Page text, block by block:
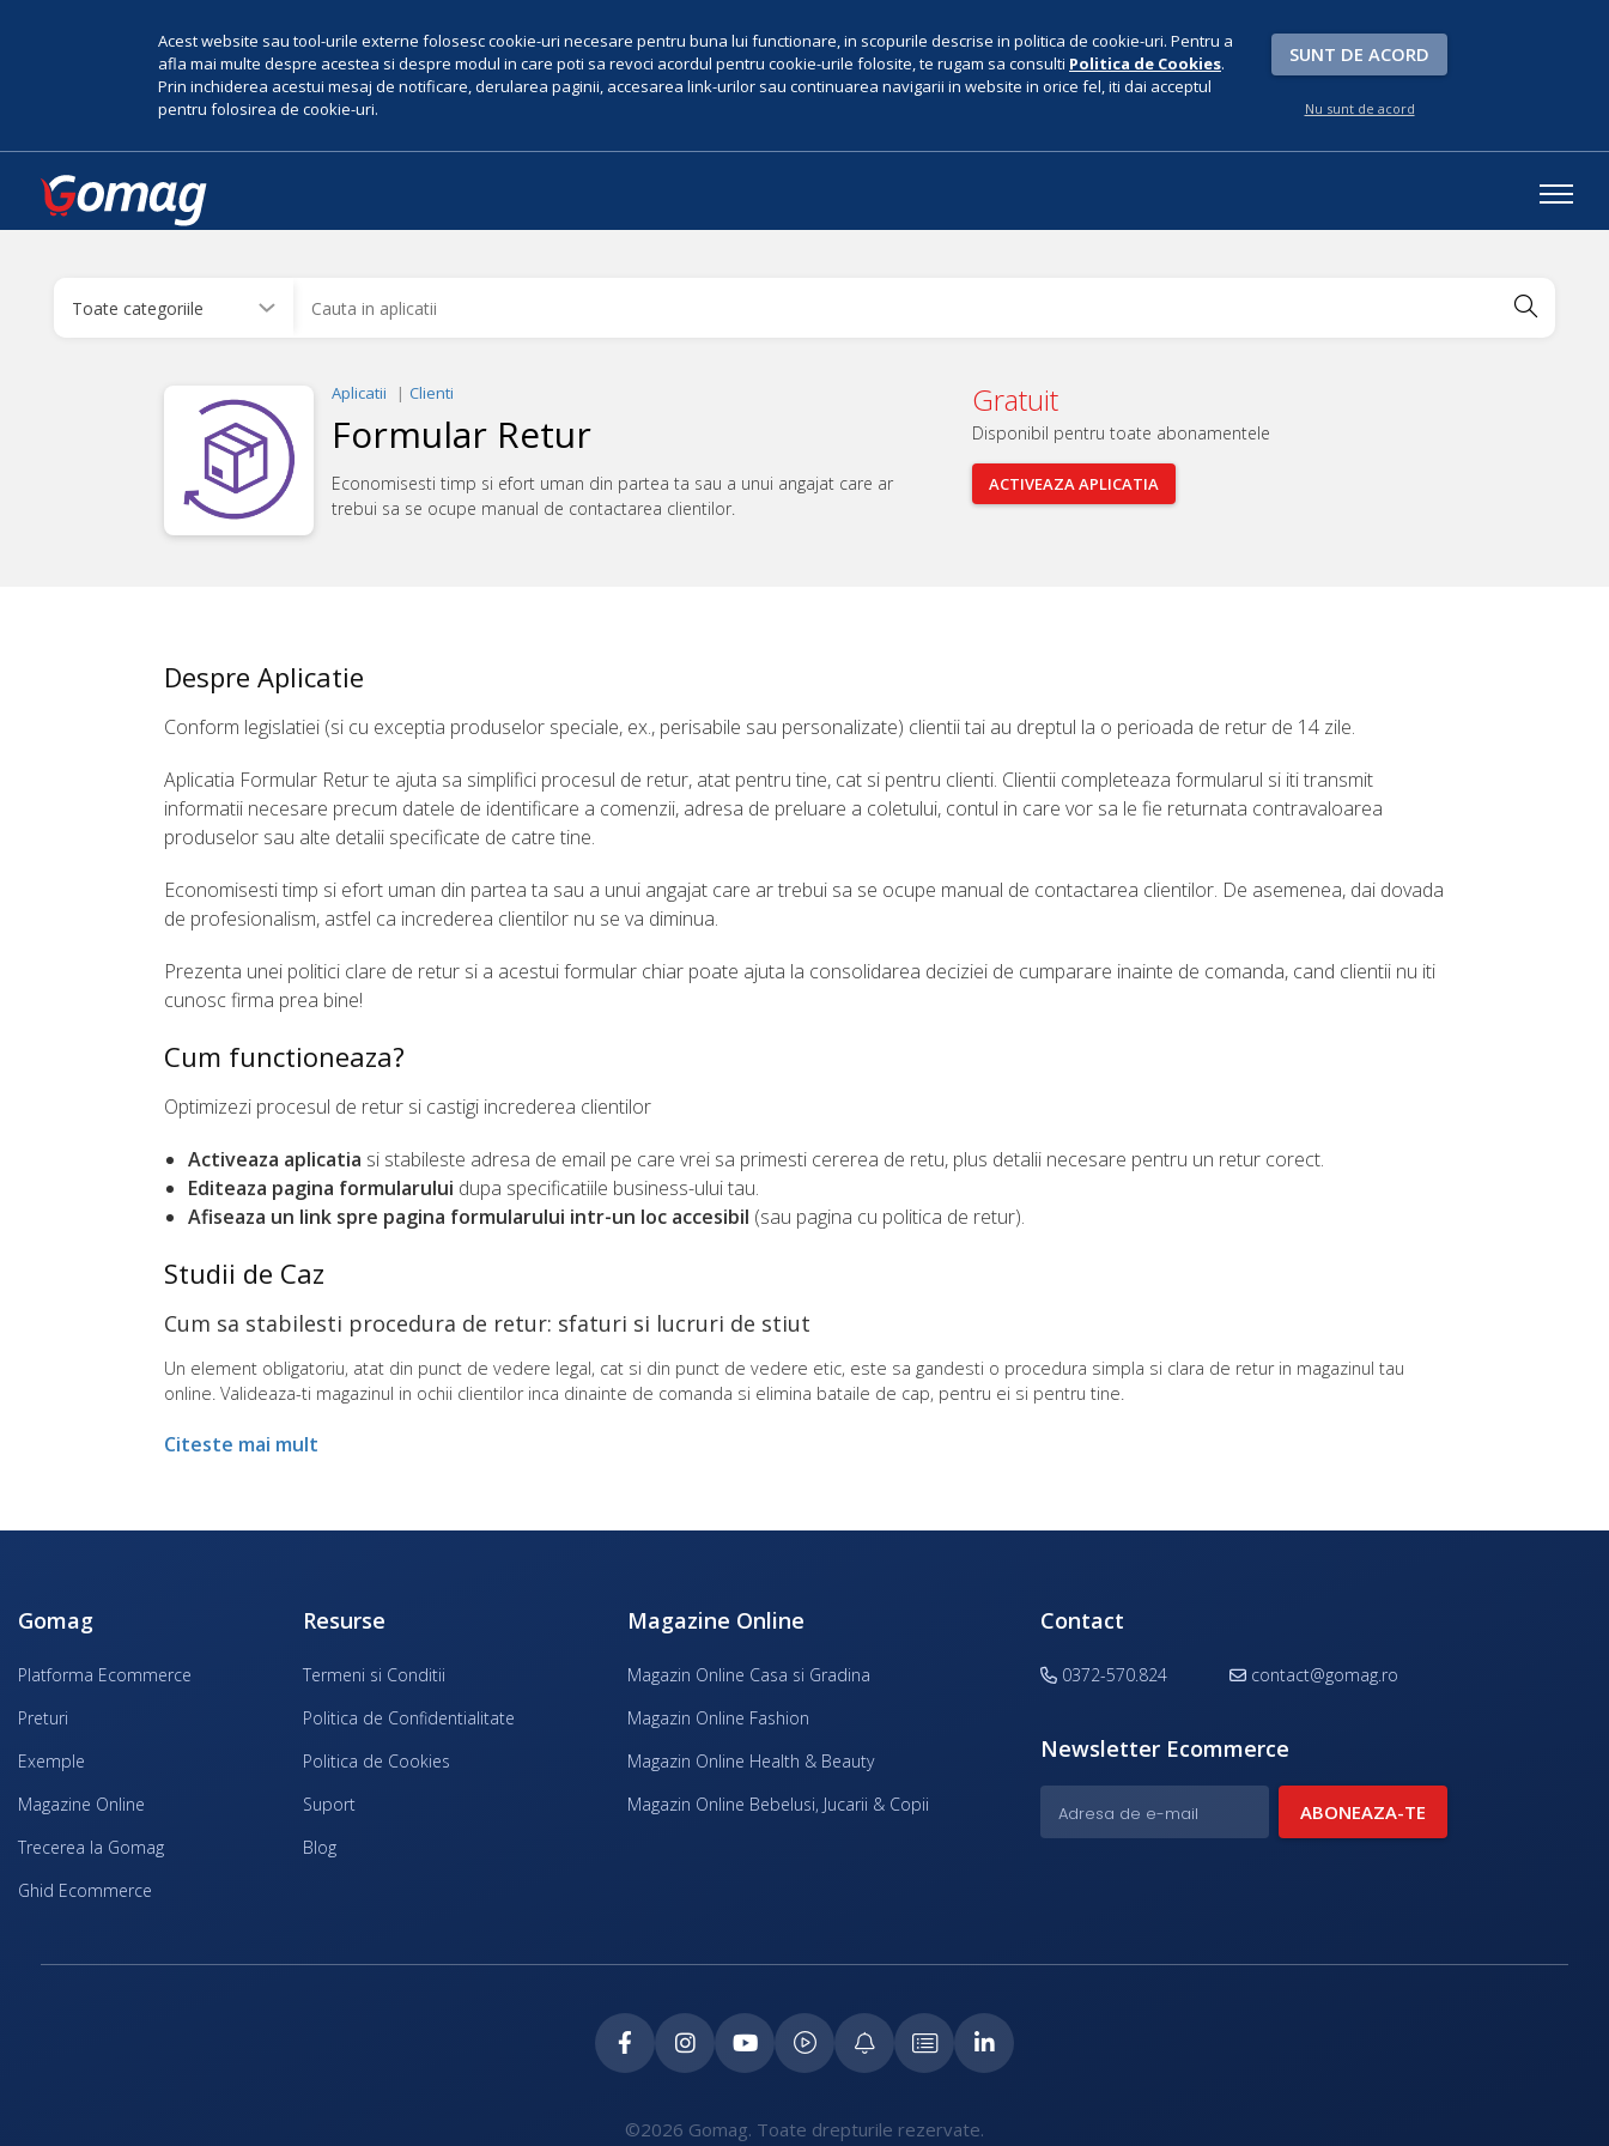
Acest website sau tool-urile externe folosesc cookie-uri necesare pentru buna lui functionare, in scopurile descrise in politica de cookie-uri. Pentru a
afla mai multe despre acestea si despre modul in care poti sa revoci acordul pentru cookie-urile folosite, te rugam sa consulti Politica de Cookies.
Prin inchiderea acestui mesaj de notificare, derularea paginii, accesarea link-urilor sau continuarea navigarii in website in orice fel, iti dai acceptul
pentru folosirea de cookie-uri.
SUNT DE ACORD
Nu sunt de acord
Aplicatii Clienti
Formular Retur
Economisesti timp si efort uman din partea ta sau a unui angajat care ar
trebui sa se ocupe manual de contactarea clientilor.
Gratuit
Disponibil pentru toate abonamentele
ACTIVEAZAAPLICATIA
Despre Aplicatie
Conform legislatiei (si cu exceptia produselor speciale, ex., perisabile sau personalizate) clientii tai au dreptul la o perioada de retur de 14 zile.
Aplicatia Formular Retur te ajuta sa simplifici procesul de retur, atat pentru tine, cat si pentru clienti. Clientii completeaza formularul si iti transmit
informatii necesare precum datele de identificare a comenzii, adresa de preluare a coletului, contul in care vor sa le fie returnata contravaloarea
produselor sau alte detalii specificate de catre tine.
Economisesti timp si efort uman din partea ta sau a unui angajat care ar trebui sa se ocupe manual de contactarea clientilor. De asemenea, dai dovada
de profesionalism, astfel ca increderea clientilor nu se va diminua.
Prezenta unei politici clare de retur si a acestui formular chiar poate ajuta la consolidarea deciziei de cumparare inainte de comanda, cand clientii nu iti
cunosc firma prea bine!
Cum functioneaza?
Optimizezi procesul de retur si castigi increderea clientilor
Activeaza aplicatia si stabileste adresa de email pe care vrei sa primesti cererea de retu, plus detalii necesare pentru un retur corect.
Editeaza pagina formularului dupa specificatiile business-ului tau.
Afiseaza un link spre pagina formularului intr-un loc accesibil (sau pagina cu politica de retur).
Studii de Caz
Cum sa stabilesti procedura de retur: sfaturi si lucruri de stiut
Un element obligatoriu, atat din punct de vedere legal, cat si din punct de vedere etic, este sa gandesti o procedura simpla si clara de retur in magazinul tau
online. Valideaza-ti magazinul in ochii clientilor inca dinainte de comanda si elimina bataile de cap, pentru ei si pentru tine.
Citeste mai mult
Gomag
Platforma Ecommerce
Preturi
Exemple
Magazine Online
Trecerea la Gomag
Ghid Ecommerce
Resurse
Termeni si Conditii
Politica de Confidentialitate
Politica de Cookies
Suport
Blog
Magazine Online
Magazin Online Casa si Gradina
Magazin Online Fashion
Magazin Online Health & Beauty
Magazin Online Bebelusi, Jucarii & Copii
Contact
0372-570.824 contact@gomag.ro
Newsletter Ecommerce
©2026 Gomag. Toate drepturile rezervate.